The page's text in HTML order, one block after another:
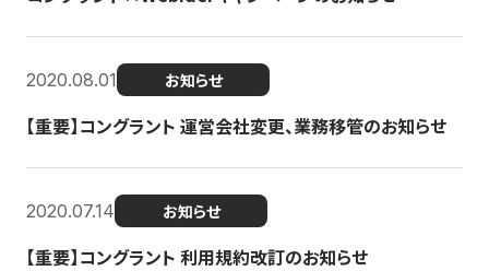
2020.08.01 お知らせ
【重要】コングラント 運営会社変更、業務移管のお知らせ
2020.07.14 お知らせ
【重要】コングラント 利用規約改訂のお知らせ